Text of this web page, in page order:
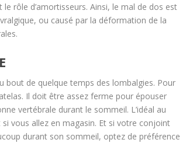
rôle d’amortisseurs. Ainsi, le mal de dos est
ou causé par la déformation de la
de quelque temps des lombalgies. Pour
Il doit être assez ferme pour épouser
vertébrale durant le sommeil. L’idéal au
vous allez en magasin. Et si votre conjoint
durant son sommeil, optez de préférence